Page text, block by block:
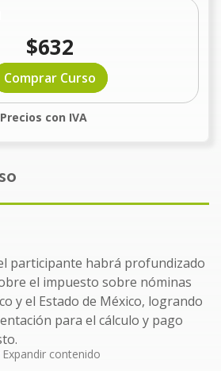
$632
Comprar Curso
Precios con IVA
participante habrá profundizado
el impuesto sobre nóminas
y el Estado de México, logrando
para el cálculo y pago
Expandir contenido